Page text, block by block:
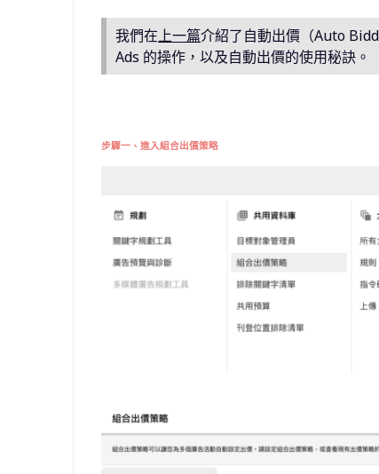
我們在上一篇介紹了自動出價（Auto
Ads 的操作，以及自動出價的使用秘訣。
步驟一、進入組合出價策略